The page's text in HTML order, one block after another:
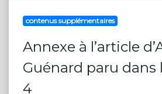
contenus supplémentaires
Annexe à l’article
Guénard paru dans
4